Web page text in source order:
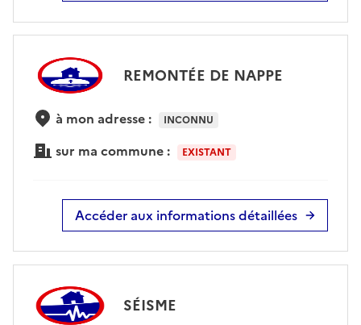
REMONTÉE DE NAPPE
à mon adresse : INCONNU
sur ma commune : EXISTANT
Accéder aux informations détaillées
SÉISME